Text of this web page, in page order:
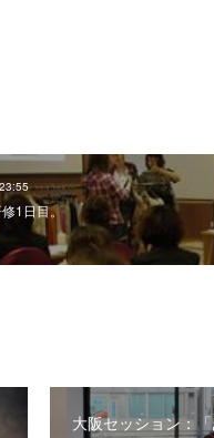
1日目。
大阪セッション：「